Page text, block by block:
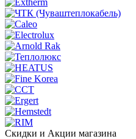
Скидки и Акции магазина